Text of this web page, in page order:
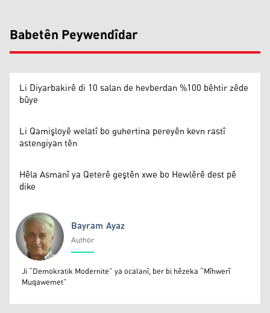
Babetên Peywendîdar
Li Diyarbakirê di 10 salan de hevberdan %100 bêhtir zêde
bûye
Li Qamişloyê welatî bo guhertina pereyên kevn rastî
astengiyan tên
Hêla Asmanî ya Qeterê geştên xwe bo Hewlêrê dest pê
dike
Bayram Ayaz
Bayram Ayaz
Author
Ji “Demokratik Modernite” ya ocalanî, ber bi hêzeka “Mîhwerî
Muqawemet”